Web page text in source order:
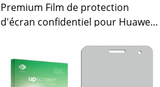
Premium Film de protection
d'écran confidentiel pour Huawei